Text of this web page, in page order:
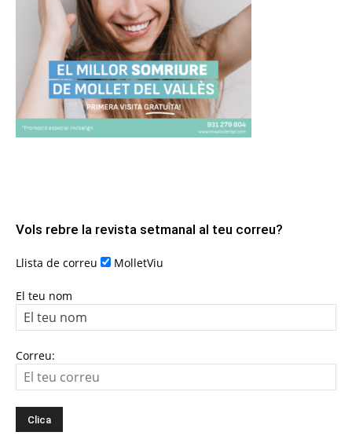
Vols rebre la revista setmanal al teu correu?
Llista de correu MolletViu
El teu nom
Correu: